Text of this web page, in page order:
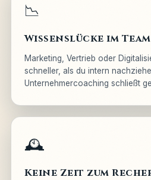
📉
Wissenslücke im Team
Marketing, Vertrieb oder
schneller, als du intern
Unternehmercoaching schließt
🕰️
Keine Zeit zum